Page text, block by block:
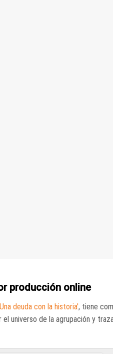
producción online
deuda con la historia', tiene
el universo de la agrupación y